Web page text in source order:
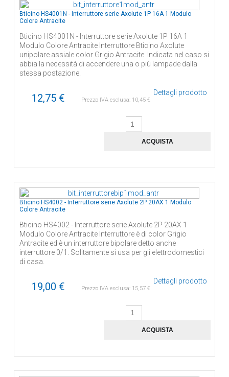
Bticino HS4001N - Interruttore serie Axolute 1P 16A 1 Modulo
Colore Antracite
Bticino HS4001N - Interruttore serie Axolute 1P 16A 1
Modulo Colore Antracite Interruttore Bticino Axolute
unipolare assiale color Grigio Antracite. Indicata nel caso si
abbia la necessità di accendere una o più lampade dalla
stessa postazione.
12,75 € Prezzo IVA esclusa: 10,45 €
Dettagli prodotto
Bticino HS4002 - Interruttore serie Axolute 2P 20AX 1 Modulo
Colore Antracite
Bticino HS4002 - Interruttore serie Axolute 2P 20AX 1
Modulo Colore Antracite Interruttore è di color Grigio
Antracite ed è un interruttore bipolare detto anche
interruttore 0/1. Solitamente si usa per gli elettrodomestici
di casa.
19,00 € Prezzo IVA esclusa: 15,57 €
Dettagli prodotto